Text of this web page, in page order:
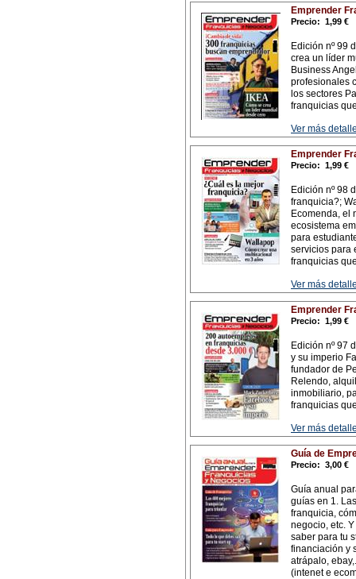
Emprender
Precio: 1,99 €
Edición nº 99
crea un líder
Business
profesionales
los sectores
franquicias
Ver más
Emprender
Precio: 1,99 €
Edición nº 98
franquicia?;
Ecomenda, el
ecosistema
para
servicios para
franquicias
Ver más
Emprender
Precio: 1,99 €
Edición nº 97
y su imperio
fundador de
Relendo,
inmobiliario,
franquicias
Ver más
Guía de
Precio: 3,00 €
Guía anual
guías en 1.
franquicia,
negocio, etc.
saber para tu
financiación y
atrápalo,
(intenet e